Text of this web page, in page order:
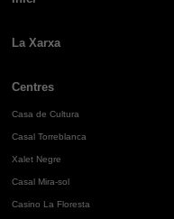
La Xarxa
Centres
Casa de Cultura
Casal Torreblanca
Xalet Negre
Casal Mira-sol
Casino La Floresta